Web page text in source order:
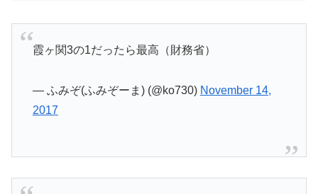
霞ヶ関3の1だったら最高（財務省）
— ふみぞ(ふみぞーま) (@ko730) November 14,
2017